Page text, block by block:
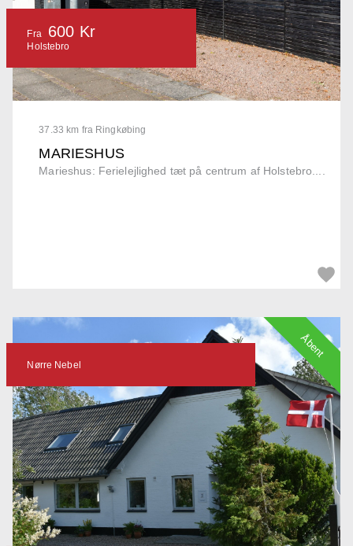
37.33 km fra Ringkøbing
MARIESHUS
Marieshus: Ferielejlighed tæt på centrum af Holstebro....
Fra 600 Kr
Holstebro
Nørre Nebel
Åbent